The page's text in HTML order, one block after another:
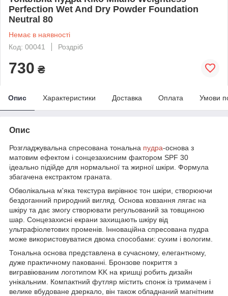
Perfection Wet And Dry Powder Foundation
Neutral 80
Немає в наявності
Код: 00041
Роздріб
730 ₴
Опис Характеристики Доставка Оплата Умови
Опис
Розгладжувальна спресована тональна пудра-основа з
матовим ефектом і сонцезахисним фактором SPF 30
ідеально підійде для нормальної та жирної шкіри. Формула
збагачена екстрактом граната.
Обволікальна м'яка текстура вирівнює тон шкіри, створюючи
бездоганний природний вигляд. Основа ковзання лягає на
шкіру та дає змогу створювати регульований за товщиною
шар. Сонцезахисні екрани захищають шкіру від
ультрафіолетових променів. Інноваційна спресована пудра
може використовуватися двома способами: сухим і вологим.
Тональна основа представлена в сучасному, елегантному,
дуже практичному пакованні. Бронзове покриття з
вигравіюваним логотипом KK на кришці робить дизайн
унікальним. Компактний футляр містить спонж із тримачем і
велике вбудоване дзеркало, він також обладнаний магнітним